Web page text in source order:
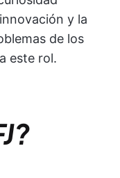
y la
de los
este rol.